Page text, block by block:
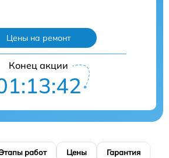
Цены на ремонт
Конец акции
работ Цены Гарантия